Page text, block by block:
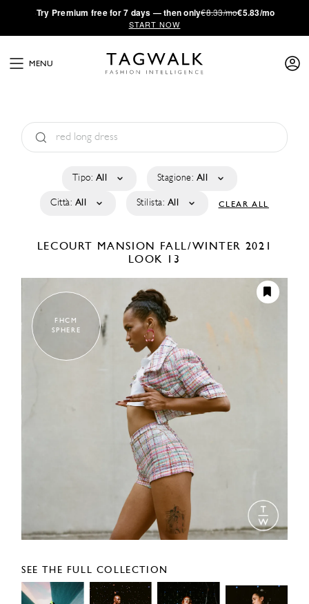
·Try Premium free for 7 days — then only€8.33/mo€5.83/mo
START NOW
MENU
Tipo: All Stagione: All
Città: All Stilista: All CLEAR ALL
LECOURT MANSION
FALL/WINTER 2021
LOOK 13
FHCM
SPHERE
SEE THE FULL COLLECTION